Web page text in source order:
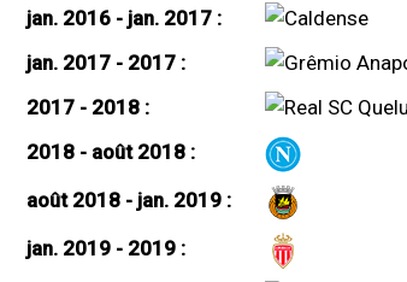
jan. 2016 - jan. 2017 :
jan. 2017 - 2017 :
2017 - 2018 :
2018 - août 2018 :
août 2018 - jan. 2019 :
jan. 2019 - 2019 :